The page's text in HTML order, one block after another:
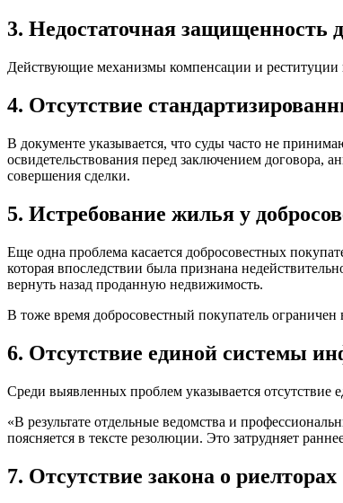
3. Недостаточная защищенность
Действующие механизмы компенсации и реституции
4. Отсутствие
В документе указывается, что суды часто не
освидетельствования перед заключением договора,
совершения сделки.
5. Истребование жилья у
Еще одна проблема касается добросовестных
которая впоследствии была признана
вернуть назад проданную недвижимость.
В тоже время добросовестный покупатель
6. Отсутствие единой системы
Среди выявленных проблем указывается
«В результате отдельные ведомства и
поясняется в тексте резолюции. Это затрудняет
7. Отсутствие закона о риелторах